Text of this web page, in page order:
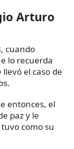
Arturo
cuando
lo recuerda
el caso de
entonces, el
paz y le
como su